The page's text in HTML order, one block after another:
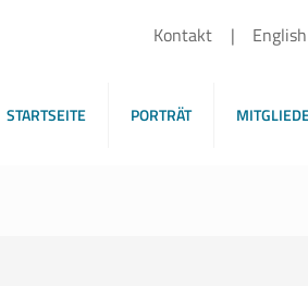
Kontakt English
STARTSEITE PORTRÄT